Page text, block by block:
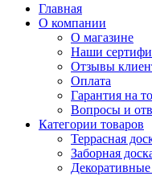
Главная
О компании
О магазине
Наши
Отзывы
Оплата
Гарантия на
Вопросы и
Категории товаров
Террасная
Заборная